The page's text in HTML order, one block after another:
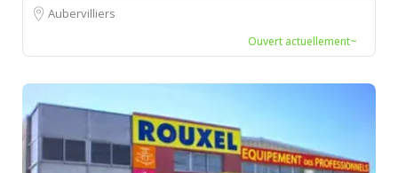
Aubervilliers
Ouvert actuellement~